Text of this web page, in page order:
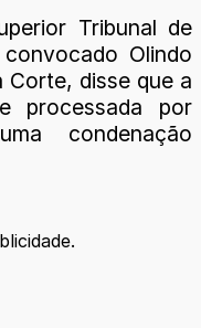
Tribunal de
Olindo
disse que a
processada por
condenação